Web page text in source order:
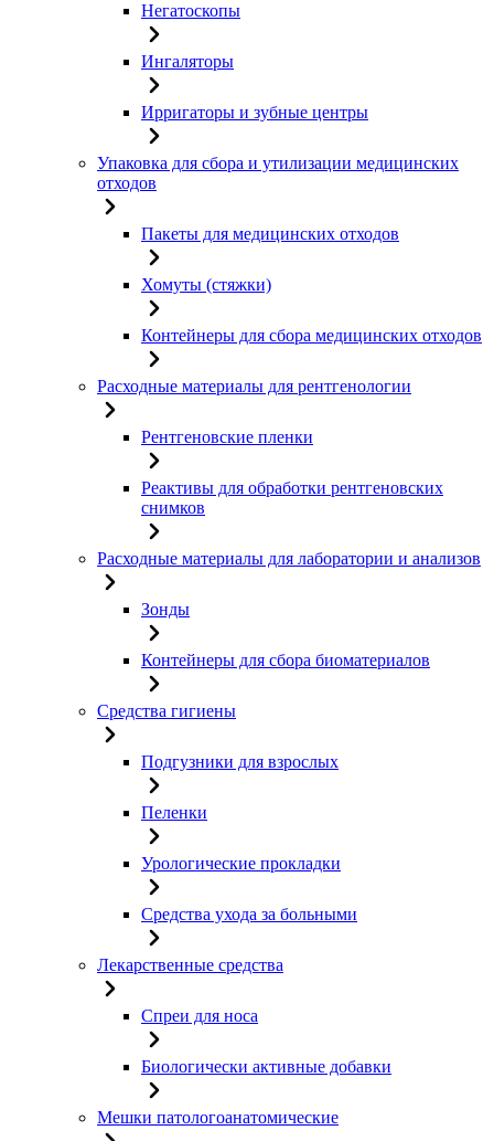
Негатоскопы
Ингаляторы
Ирригаторы и зубные центры
Упаковка для сбора и утилизации медицинских
отходов
Пакеты для медицинских отходов
Хомуты (стяжки)
Контейнеры для сбора медицинских отходов
Расходные материалы для рентгенологии
Рентгеновские пленки
Реактивы для обработки рентгеновских
снимков
Расходные материалы для лаборатории и анализов
Зонды
Контейнеры для сбора биоматериалов
Средства гигиены
Подгузники для взрослых
Пеленки
Урологические прокладки
Средства ухода за больными
Лекарственные средства
Спреи для носа
Биологически активные добавки
Мешки патологоанатомические